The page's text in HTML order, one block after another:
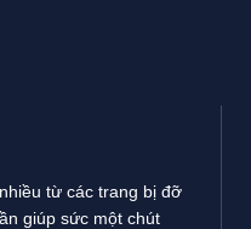
từ các trang bị đỡ
giúp sức một chút